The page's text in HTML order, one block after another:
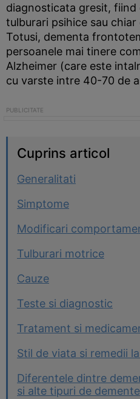
diagnosticata gresit,
tulburari psihice sau chiar
Totusi, dementa
persoanele mai tinere
Alzheimer (care este
cu varste intre 40-70 de
Cuprins articol
Generalitati
Simptome
Modificari
Tulburari motrice
Cauze
Teste si diagnostic
Tratament si
Stil de viata si remedii
Diferentele dintre
si alte tipuri de demente